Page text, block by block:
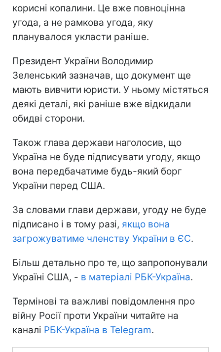
корисні копалини. Це вже повноцінна
угода, а не рамкова угода, яку
планувалося укласти раніше.
Президент України Володимир
Зеленський зазначав, що документ ще
мають вивчити юристи. У ньому містяться
деякі деталі, які раніше вже відкидали
обидві сторони.
Також глава держави наголосив, що
Україна не буде підписувати угоду, якщо
вона передбачатиме будь-який борг
України перед США.
За словами глави держави, угоду не буде
підписано і в тому разі, якщо вона
загрожуватиме членству України в ЄС.
Більш детально про те, що запропонували
Україні США, - в матеріалі РБК-Україна.
Термінові та важливі повідомлення про
війну Росії проти України читайте на
каналі РБК-Україна в Telegram.